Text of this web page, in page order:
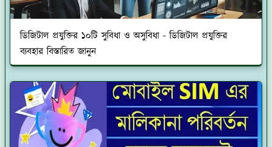
ডিজিটাল প্রযুক্তির ১০টি সুবিধা ও অসুবিধা - ডিজিটাল প্রযুক্তির
ব্যবহার বিস্তারিত জানুন